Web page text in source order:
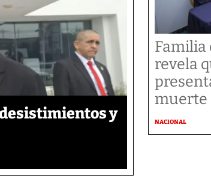
y
Familia
revela
muerte
NACIONAL